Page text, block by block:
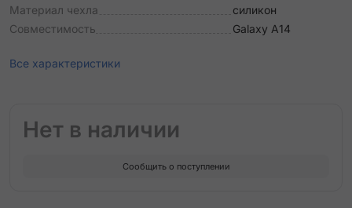
Материал чехла
силикон
Совместимость
Galaxy A14
Все характеристики
Нет в наличии
Сообщить о поступлении